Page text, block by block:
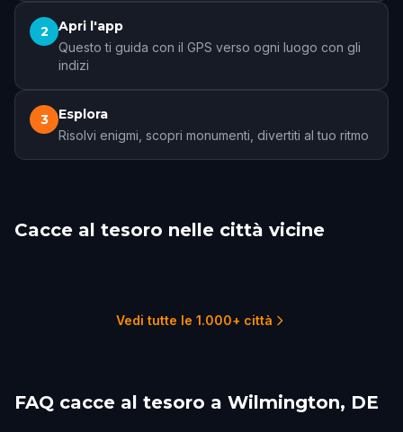
2 Apri l'app
Questo ti guida con il GPS verso ogni luogo con gli
indizi
3 Esplora
Risolvi enigmi, scopri monumenti, divertiti al tuo ritmo
Cacce al tesoro nelle città vicine
Vedi tutte le 1.000+ città
FAQ cacce al tesoro a Wilmington, DE